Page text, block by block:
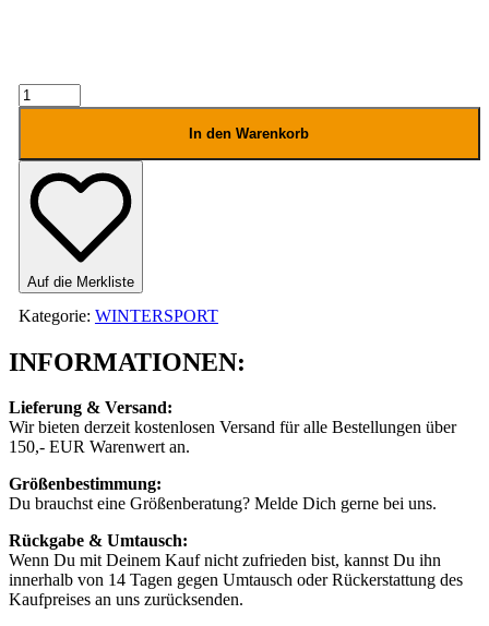
AIRBLASTER
Freedom
Menge
In den Warenkorb
Auf die Merkliste
Kategorie: WINTERSPORT
INFORMATIONEN:
Lieferung & Versand:
Wir bieten derzeit kostenlosen Versand für alle Bestellungen über
150,- EUR Warenwert an.
Größenbestimmung:
Du brauchst eine Größenberatung? Melde Dich gerne bei uns.
Rückgabe & Umtausch:
Wenn Du mit Deinem Kauf nicht zufrieden bist, kannst Du ihn
innerhalb von 14 Tagen gegen Umtausch oder Rückerstattung des
Kaufpreises an uns zurücksenden.